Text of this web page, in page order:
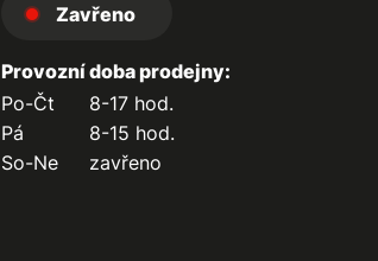
Zavřeno
Provozní doba prodejny:
Po-Čt
8-17 hod.
Pá
8-15 hod.
So-Ne
zavřeno